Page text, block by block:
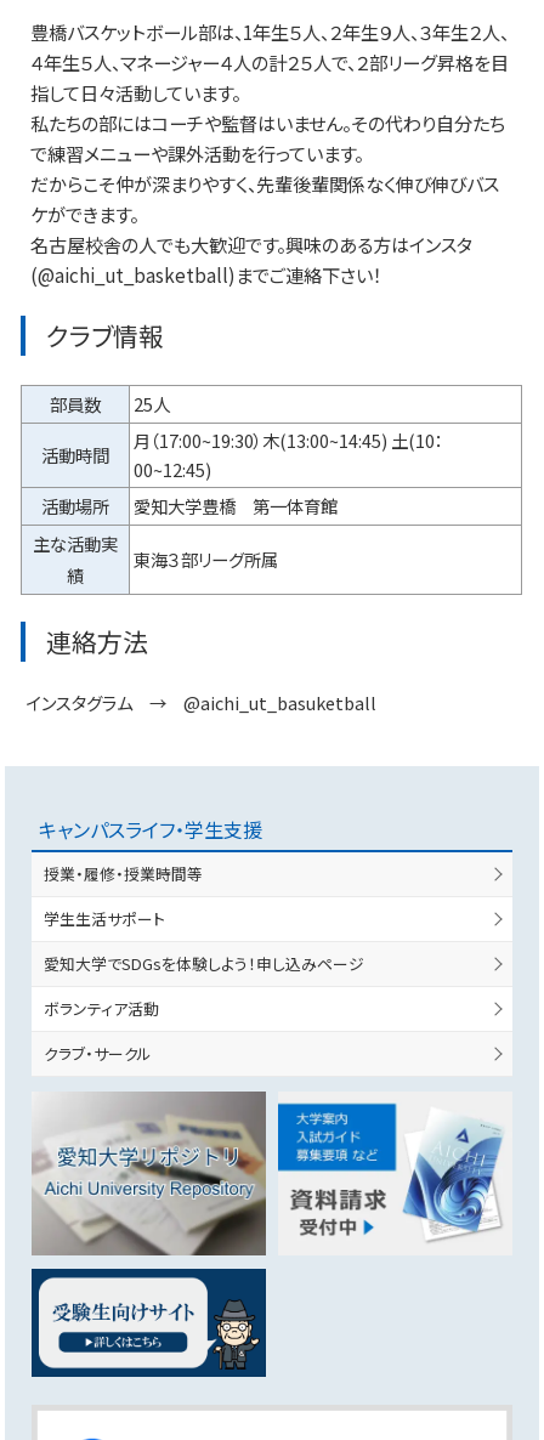
豊橋バスケットボール部は、1年生５人、２年生９人、３年生２人、
４年生５人、マネージャー４人の計２５人で、２部リーグ昇格を目
指して日々活動しています。
私たちの部にはコーチや監督はいません。その代わり自分たち
で練習メニューや課外活動を行っています。
だからこそ仲が深まりやすく、先輩後輩関係なく伸び伸びバス
ケができます。
名古屋校舎の人でも大歓迎です。興味のある方はインスタ
(@aichi_ut_basketball)までご連絡下さい！
クラブ情報
部員数
25人
活動時間
月（17:00~19:30）木(13:00~14:45) 土(10：
00~12:45)
活動場所
愛知大学豊橋 第一体育館
主な活動実
績
東海３部リーグ所属
連絡方法
インスタグラム → @aichi_ut_basuketball
キャンパスライフ・学生支援
授業・履修・授業時間等
学生生活サポート
愛知大学でSDGsを体験しよう！申し込みページ
ボランティア活動
クラブ・サークル